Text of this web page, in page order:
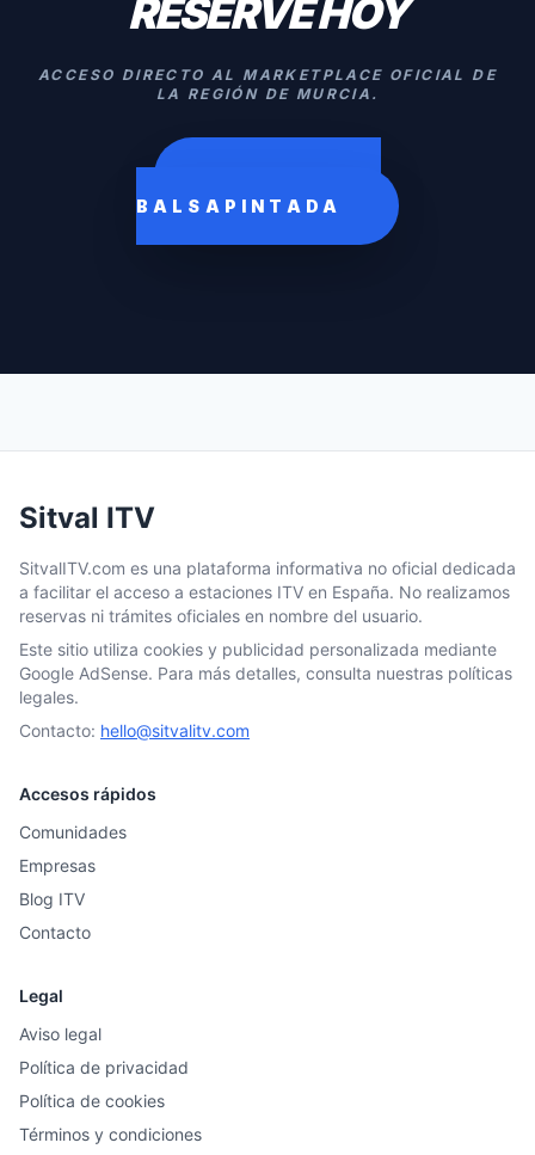
RESERVE HOY
ACCESO DIRECTO AL MARKETPLACE OFICIAL DE
LA REGIÓN DE MURCIA.
CITA PREVIA
BALSAPINTADA
Sitval ITV
SitvalITV.com es una plataforma informativa no oficial dedicada
a facilitar el acceso a estaciones ITV en España. No realizamos
reservas ni trámites oficiales en nombre del usuario.
Este sitio utiliza cookies y publicidad personalizada mediante
Google AdSense. Para más detalles, consulta nuestras políticas
legales.
Contacto: hello@sitvalitv.com
Accesos rápidos
Comunidades
Empresas
Blog ITV
Contacto
Legal
Aviso legal
Política de privacidad
Política de cookies
Términos y condiciones